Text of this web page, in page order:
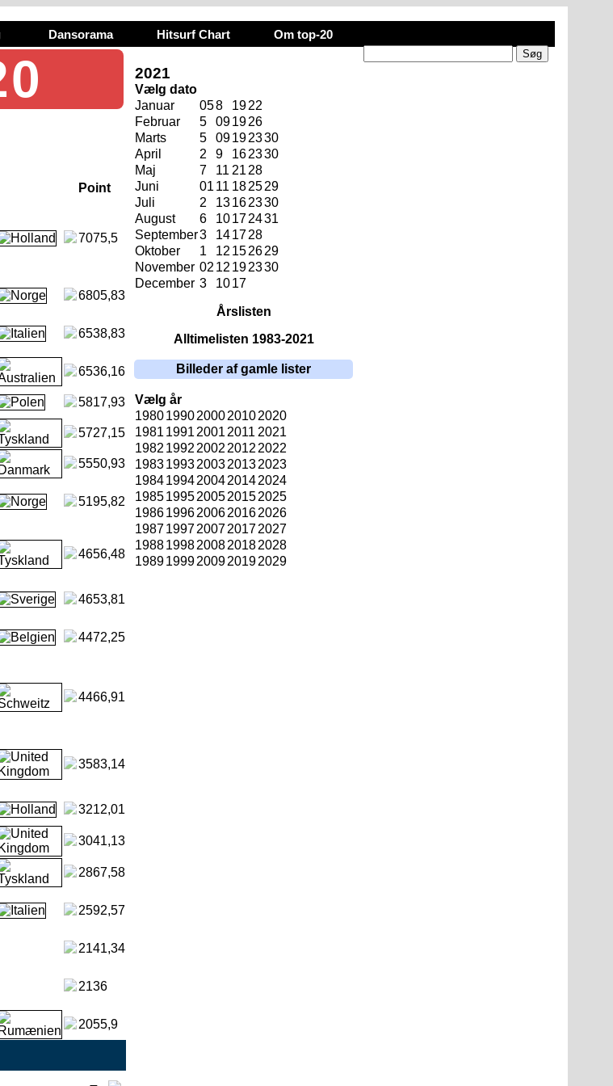
Dansorama Hitsurf Chart Om top-20
Point
7075,5
6805,83
6538,83
6536,16
5817,93
5727,15
5550,93
5195,82
4656,48
4653,81
4472,25
4466,91
3583,14
3212,01
3041,13
2867,58
2592,57
2141,34
2136
2055,9
2021
Vælg dato
Januar
058 1922
Februar
5 091926
Marts
5 09192330
April
2 9 162330
Maj
7 11 21 28
Juni
01 11 182529
Juli
2 13162330
August
6 10172431
September3 141728
Oktober
1 12 152629
November 02 12 192330
December 3 1017
Årslisten
Alltimelisten 1983-2021
Billeder af gamle lister
Vælg år
19801990200020102020
1981 1991 2001 2011 2021
1982 1992 2002 2012 2022
19831993200320132023
19841994200420142024
19851995200520152025
19861996200620162026
19871997200720172027
19881998200820182028
19891999200920192029